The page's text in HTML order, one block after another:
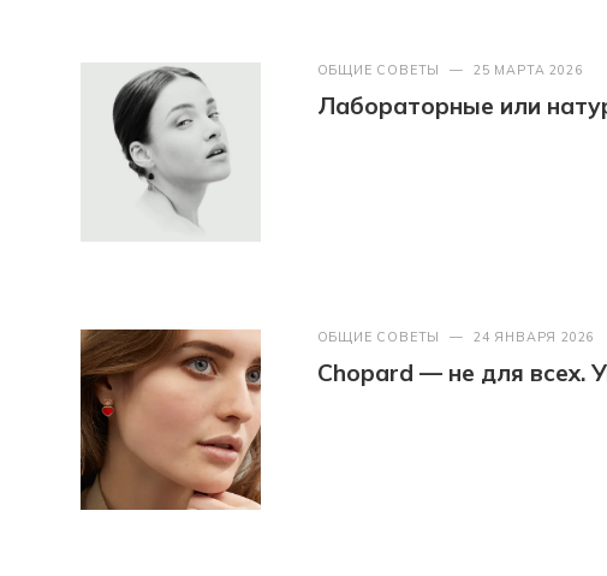
ОБЩИЕ СОВЕТЫ — 25 МАРТА 2026
Лабораторные или
ОБЩИЕ СОВЕТЫ — 24 ЯНВАРЯ 2026
Chopard — не для всех.